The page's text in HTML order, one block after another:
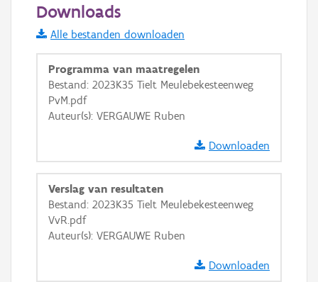
Informatie Vlaanderen
i
+
Basis Lagen
OSM-Basiskaart
Downloads
Alle bestanden downloaden
Programma van maatregelen
Bestand: 2023K35 Tielt Meulebekesteenweg
PvM.pdf
Auteur(s): VERGAUWE Ruben
Downloaden
Verslag van resultaten
Bestand: 2023K35 Tielt Meulebekesteenweg
VvR.pdf
Auteur(s): VERGAUWE Ruben
Downloaden